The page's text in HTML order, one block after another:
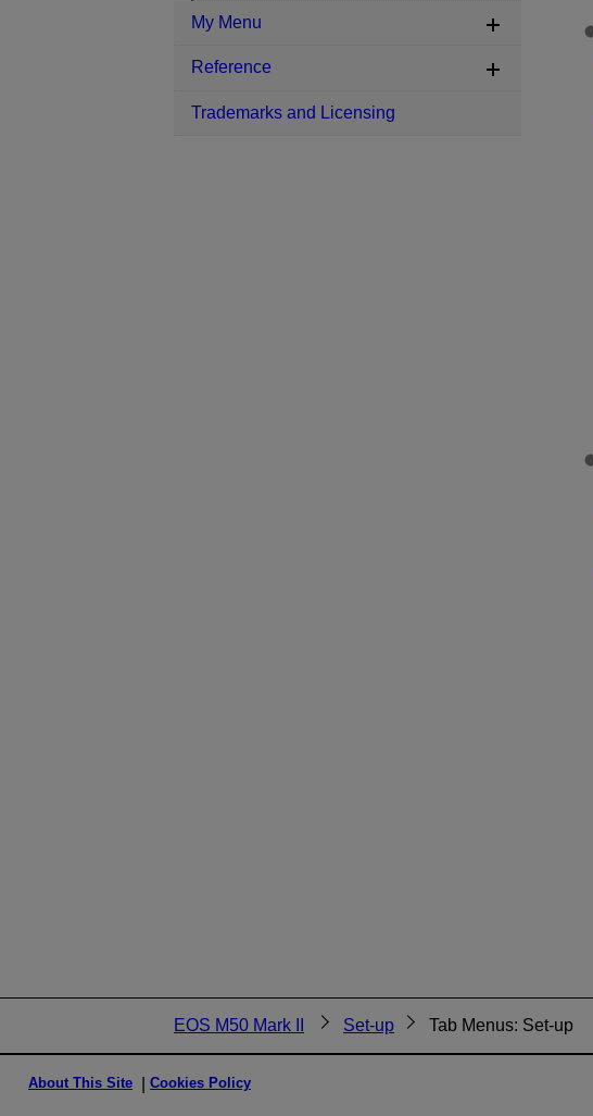
My Menu
Reference
Trademarks and Licensing
EOS M50 Mark II Set-up Tab Menus: Set-up
About This Site Cookies Policy